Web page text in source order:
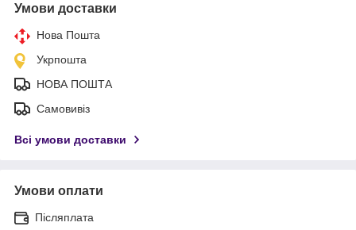
Умови доставки
Нова Пошта
Укрпошта
НОВА ПОШТА
Самовивіз
Всі умови доставки
Умови оплати
Післяплата